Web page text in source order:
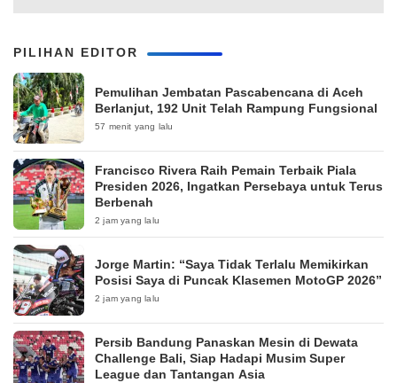
PILIHAN EDITOR
Pemulihan Jembatan Pascabencana di Aceh
Berlanjut, 192 Unit Telah Rampung Fungsional
57 menit yang lalu
Francisco Rivera Raih Pemain Terbaik Piala
Presiden 2026, Ingatkan Persebaya untuk Terus
Berbenah
2 jam yang lalu
Jorge Martin: “Saya Tidak Terlalu Memikirkan
Posisi Saya di Puncak Klasemen MotoGP 2026”
2 jam yang lalu
Persib Bandung Panaskan Mesin di Dewata
Challenge Bali, Siap Hadapi Musim Super
League dan Tantangan Asia